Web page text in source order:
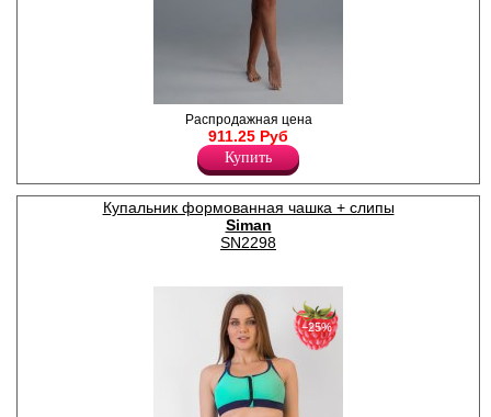
Купальник женский
раздельный. Бюстгальтер с
формованными чашками, с
"тропическим" принтом.
Бретель
многофункциональная- на
плечи и шею. Трусы- слипы с
кокетливыми разрезами
сбоку, однотонные.
Распродажная цена
911.25 Руб
Купить
Купальник формованная чашка + слипы
Siman
SN2298
−25%